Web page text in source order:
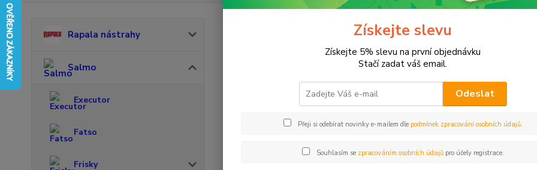
Rapala nástrahy
Salmo
Executor
Fatso
Frisky
Salmo Pike – dokonalá imitace
Získejte slevu
Získejte 5% slevu na první objednávku
Stačí zadat váš email.
Odeslat
Přeji si odebírat novinky e-mailem dle podmínek zpracování osobních údajů.
Souhlasím se zpracováním osobních údajůpro účely registrace.